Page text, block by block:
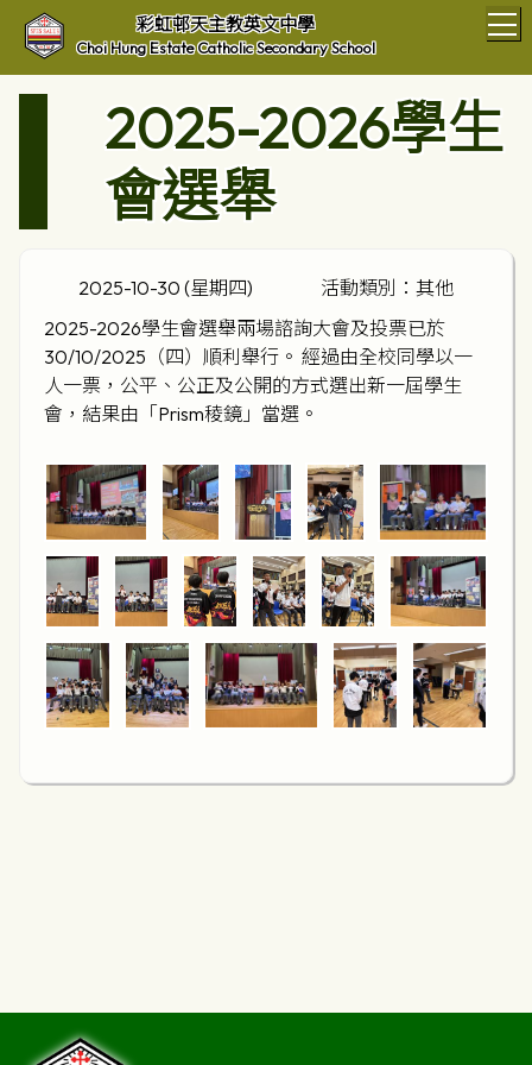
彩虹邨天主教英文中學
Choi Hung Estate Catholic Secondary School
2025-2026學生
會選舉
2025-10-30 (星期四)
活動類別：其他
2025-2026學生會選舉兩場諮詢大會及投票已於
30/10/2025（四）順利舉行。 經過由全校同學以一
人一票，公平、公正及公開的方式選出新一屆學生
會，結果由「Prism稜鏡」當選。